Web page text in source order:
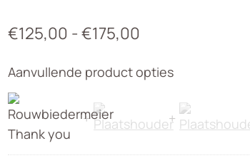
€125,00 -€175,00Prijsklasse:
tot
€175,00
Aanvullende product opties